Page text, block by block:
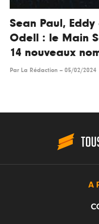
Sean Paul,
Odell : le Main
14 nouveaux
Par La Rédaction -- 05/02/2024
A